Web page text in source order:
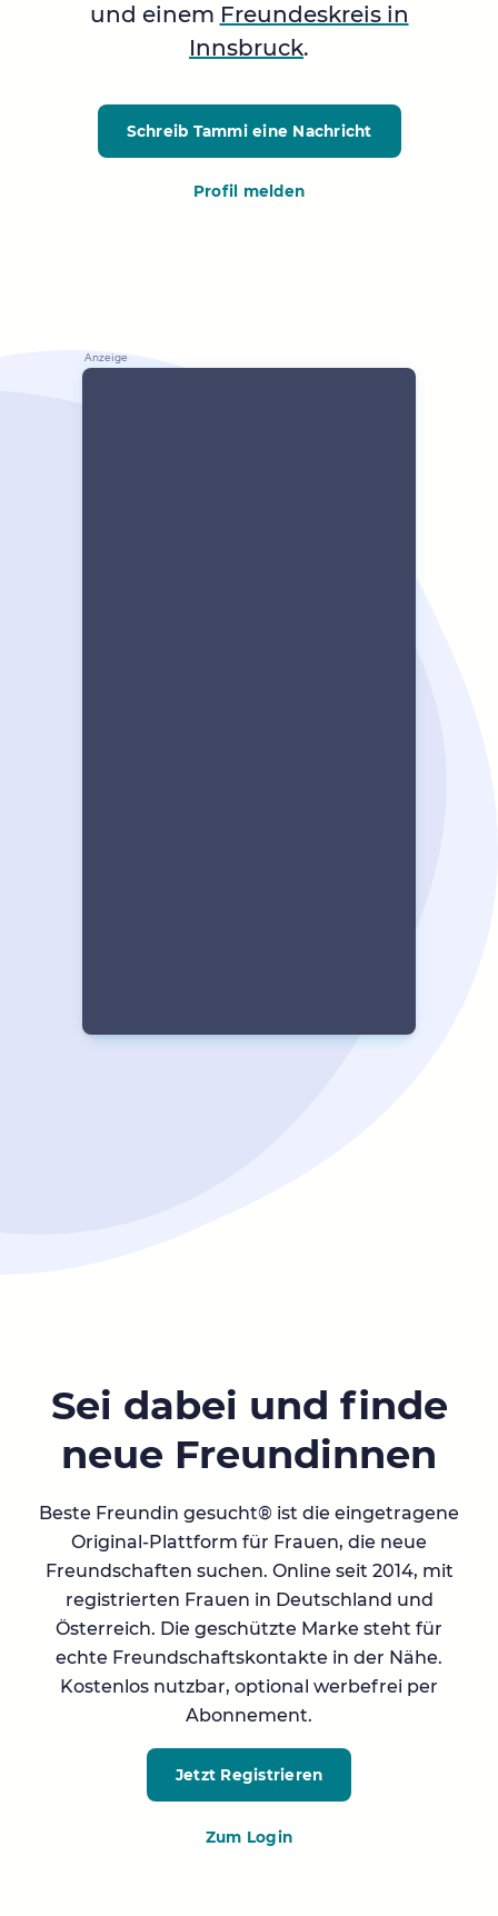
und einem Freundeskreis in
Innsbruck.
Schreib Tammieine Nachricht
Profil melden
Sei dabei und finde
neue Freundinnen
Beste Freundin gesucht® ist die eingetragene
Original-Plattform für Frauen, die neue
Freundschaften suchen. Online seit 2014, mit
registrierten Frauen in Deutschland und
Österreich. Die geschützte Marke steht für
echte Freundschaftskontakte in der Nähe.
Kostenlos nutzbar, optional werbefrei per
Abonnement.
Jetzt Registrieren
Zum Login